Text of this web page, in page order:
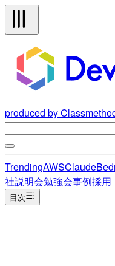
produced by
TrendingAWSClaude
社説明会勉強会事例採用
目次